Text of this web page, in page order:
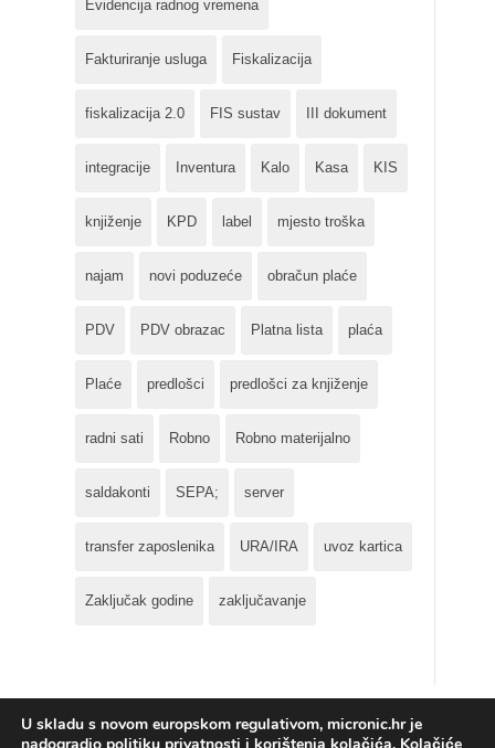
Evidencija radnog vremena
Fakturiranje usluga Fiskalizacija
fiskalizacija 2.0 FIS sustav III dokument
integracije Inventura Kalo Kasa KIS
knjiženje KPD label mjesto troška
najam novi poduzeće obračun plaće
PDV PDV obrazac Platna lista plaća
Plaće predlošci predlošci za knjiženje
radni sati Robno Robno materijalno
saldakonti SEPA; server
transfer zaposlenika URA/IRA uvoz kartica
Zaključak godine zaključavanje
U skladu s novom europskom regulativom, micronic.hr je